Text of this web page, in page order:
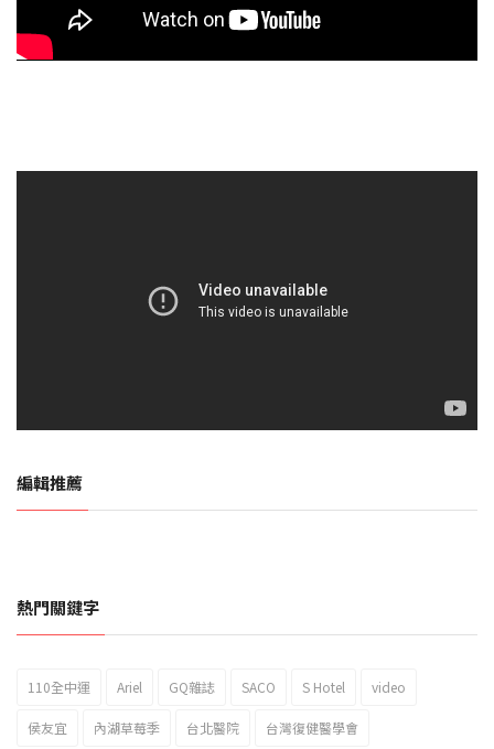
編輯推薦
2023新北市北海岸國際風箏節「風在石起」霸氣回歸
熱門關鍵字
110全中運 Ariel GQ雜誌 SACO S Hotel video
侯友宜 內湖草莓季 台北醫院 台灣復健醫學會